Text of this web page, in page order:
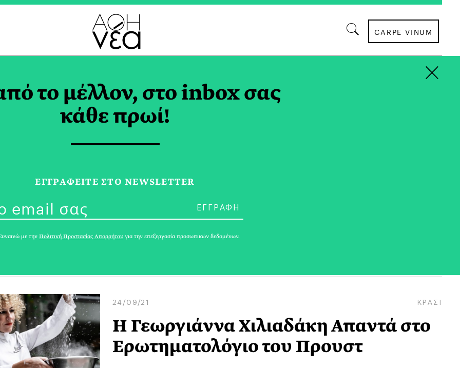
CARPE VINUM
ΧΙΛΙΑΔΑΚΗ TAG
Food Crisis 2022 | Μιλώντας με τη
Chef Γεωργιάννα Χιλιαδάκη
ΜΑΡΙΑ ΛΟΥΙΖΑ ΒΑΦΕΙΑΔΑΚΗ
24/09/21 ΚΡΑΣΙ
Η Γεωργιάννα Χιλιαδάκη Απαντά στο
Ερωτηματολόγιο του Προυστ
το μέλλον, στο inbox σας
κάθε πρωί!
ΕΓΓPΑΦΕΙΤΕ ΣΤΟ NEWSLETTER
με την Πολιτική Προστασίας Απορρήτου για την επεξεργασία προσωπικών δεδομένων.
×